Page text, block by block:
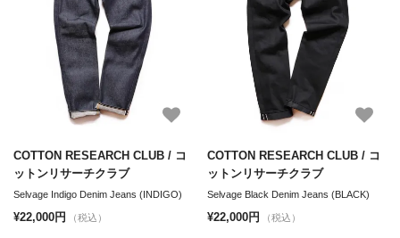
COTTON RESEARCH CLUB / コ
ットンリサーチクラブ
Selvage Indigo Denim Jeans (INDIGO)
¥22,000円 （税込）
COTTON RESEARCH CLUB / コ
ットンリサーチクラブ
Selvage Black Denim Jeans (BLACK)
¥22,000円 （税込）